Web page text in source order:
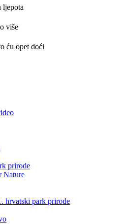
ljepota
više
ću opet doći
prirode
Nature
hrvatski park prirode